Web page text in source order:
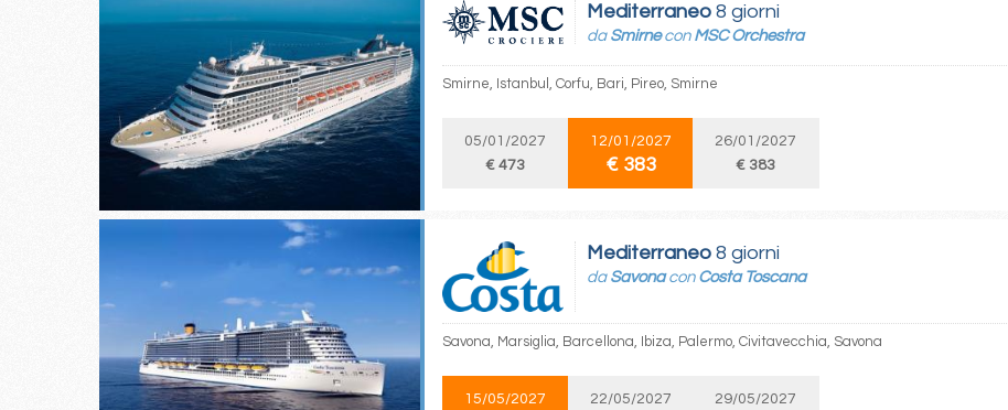
Mediterraneo 8 giorni
da Smirnecon MSC Orchestra
Smirne, Istanbul, Corfu, Bari, Pireo, Smirne
05/01/2027
€ 473
12/01/2027
€ 383
26/01/2027
€ 383
Mediterraneo 8 giorni
da Savonacon Costa Toscana
Savona, Marsiglia, Barcellona, Ibiza, Palermo, Civitavecchia, Savona
15/05/2027
22/05/2027
29/05/2027